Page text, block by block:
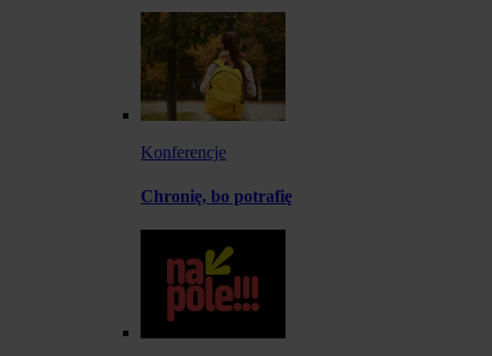
Konferencje
Chronię, bo potrafię